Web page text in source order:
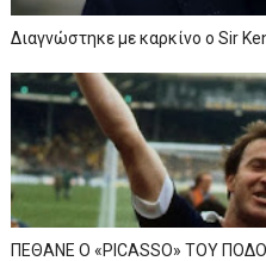
Διαγνώστηκε με καρκίνο ο Sir
ΠΕΘΑΝΕ Ο «PICASSO» TOY